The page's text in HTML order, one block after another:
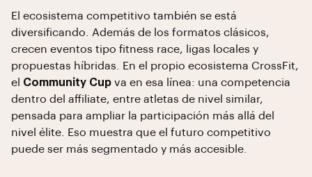
El ecosistema competitivo también se está
diversificando. Además de los formatos clásicos,
crecen eventos tipo fitness race, ligas locales y
propuestas híbridas. En el propio ecosistema CrossFit,
el Community Cup va en esa línea: una competencia
dentro del affiliate, entre atletas de nivel similar,
pensada para ampliar la participación más allá del
nivel élite. Eso muestra que el futuro competitivo
puede ser más segmentado y más accesible.